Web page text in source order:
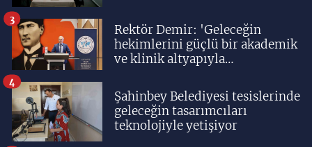
Rektör Demir: 'Geleceğin
hekimlerini güçlü bir akademik
ve klinik altyapıyla
3
Şahinbey Belediyesi tesislerinde
geleceğin tasarımcıları
teknolojiyle yetişiyor
4